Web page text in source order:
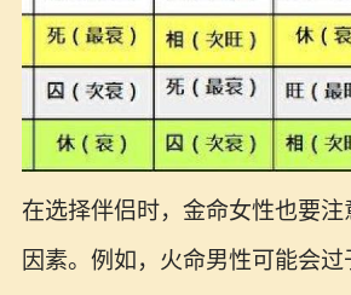
在选择伴侣时，金命女性也要注
因素。例如，火命男性可能会过